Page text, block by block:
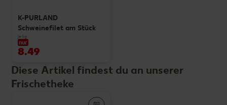
K-PURLAND
Schweinefilet am Stück
je kg
nur
8.49
Diese Artikel findest du an unserer
Frischetheke